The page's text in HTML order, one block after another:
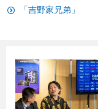
「吉野家兄弟」